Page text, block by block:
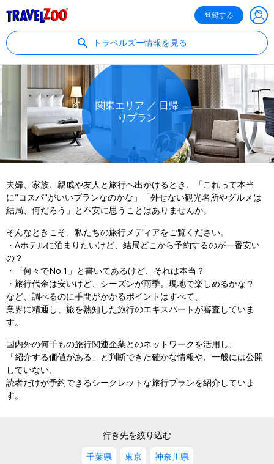
登録する
トラベルズー情報を見る
関東エリア ／ 日帰
りプラン
夫婦、家族、親戚や友人と旅行へ出かけるとき、「これって本当
に"コスパ"がいいプランなのかな」「外せない観光名所やグルメは
結局、何だろう」と不安に思うことはありませんか。
そんなときこそ、私たちの旅行メディアをご覧ください。
・Aホテルに泊まりたいけど、結局どこから予約するのが一番安い
の？
・「何々でNo.1」と書いてあるけど、それは本当？
・旅行代金は安いけど、シーズンが雨季。現地で楽しめるかな？
など、調べるのに手間がかかるポイントはすべて、
業界に精通し、旅を熟知した旅行のエキスパートが審査していま
す。
国内外の何千もの旅行関連企業とのネットワークを活用し、
「紹介する価値がある」と判断できた確かな情報や、一般には公開
していない、
読者だけが予約できるシークレットな旅行プランを紹介していま
す。
行き先を絞り込む
千葉県
東京 神奈川県